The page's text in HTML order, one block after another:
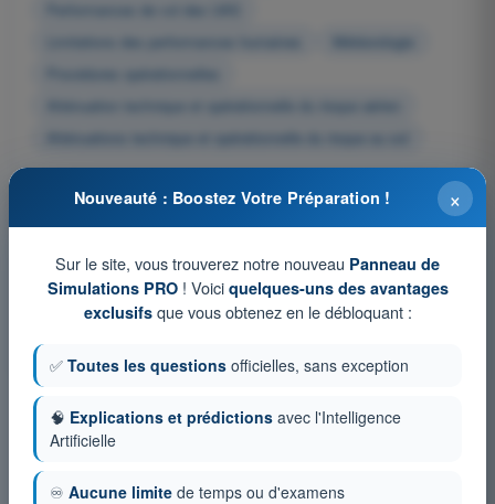
Météorologie
Procédures opérationnelles
Atténuation technique et opérationnelle du risque aérien
Atténuations technique et opérationnelle du risque au sol
QCM par Matière QCM Examen Drone STS
QCM d'Entraînement QCM Examen Drone STS
×
Nouveauté : Boostez Votre Préparation !
Sur le site, vous trouverez notre nouveau Panneau de
Simulations PRO! Voici quelques-uns des avantages
exclusifsque vous obtenez en le débloquant :
✅ Toutes les questions officielles, sans exception
🧠 Explications et prédictions avec l'Intelligence
Artificielle
♾️ Aucune limite de temps ou d'examens